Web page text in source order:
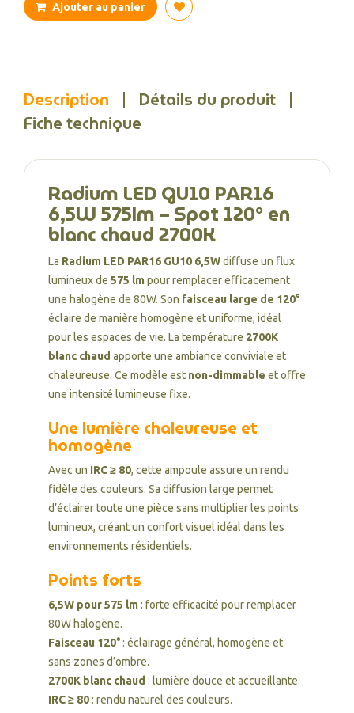
Ajouter au panier
Description
Détails du produit
Fiche technique
Radium LED GU10 PAR16
6,5W 575lm – Spot 120° en
blanc chaud 2700K
La Radium LED PAR16 GU10 6,5Wdiffuse un flux
lumineux de 575 lmpour remplacer efficacement
une halogène de 80W. Son faisceau large de 120°
éclaire de manière homogène et uniforme, idéal
pour les espaces de vie. La température 2700K
blanc chaud apporte une ambiance conviviale et
chaleureuse. Ce modèle est non-dimmable et offre
une intensité lumineuse fixe.
Une lumière chaleureuse et
homogène
Avec un IRC ≥ 80, cette ampoule assure un rendu
fidèle des couleurs. Sa diffusion large permet
d’éclairer toute une pièce sans multiplier les points
lumineux, créant un confort visuel idéal dans les
environnements résidentiels.
Points forts
6,5W pour 575 lm: forte efficacité pour remplacer
80W halogène.
Faisceau 120°: éclairage général, homogène et
sans zones d’ombre.
2700K blanc chaud : lumière douce et accueillante.
IRC ≥ 80: rendu naturel des couleurs.